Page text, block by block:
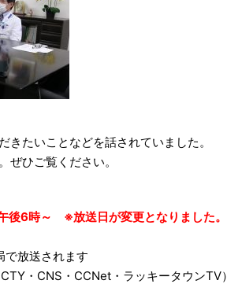
きたいことなどを話されていました。
ぜひご覧ください。
後6時～ ※放送日が変更となりました。
送されます
・CCNet・ラッキータウンTV）